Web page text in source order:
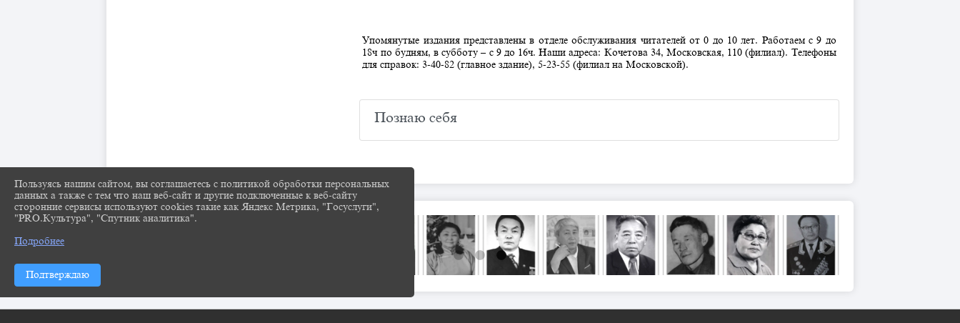
Упомянутые издания представлены в отделе обслуживания читателей от 0 до 10 лет. Работаем с 9 до
18ч по будням, в субботу – с 9 до 16ч. Наши адреса: Кочетова 34, Московская, 110 (филиал). Телефоны
для справок: 3-40-82 (главное здание), 5-23-55 (филиал на Московской).
Познаю себя
Пользуясь нашим сайтом, вы соглашаетесь с политикой обработки персональных
данных а также с тем что наш веб-сайт и другие подключенные к веб-сайту
сторонние сервисы используют cookies такие как Яндекс Метрика, "Госуслуги",
"PRO.Культура", "Спутник аналитика".
Подробнее
Подтверждаю